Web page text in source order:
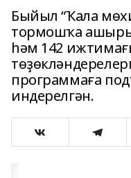
Быйыл “Ҡала
тормошҡа
һәм 142
программаға
индерелгән.